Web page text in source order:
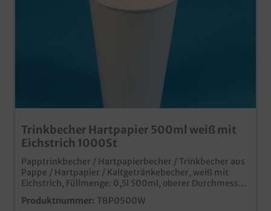
Trinkbecher Hartpapier 500ml weiß mit
Eichstrich 1000St
Papptrinkbecher / Hartpapierbecher / Trinkbecher aus
Pappe / Hartpapier / Kaltgetränkebecher, weiß mit
Eichstrich, Füllmenge: 0,5l 500ml, oberer Durchmesser
90mm, 1000 Stück im Karton Ideal für Kaltgetränke
oder Shakes Auch passende Deckel erhältlich (separat
Produktnummer: TBP0500W